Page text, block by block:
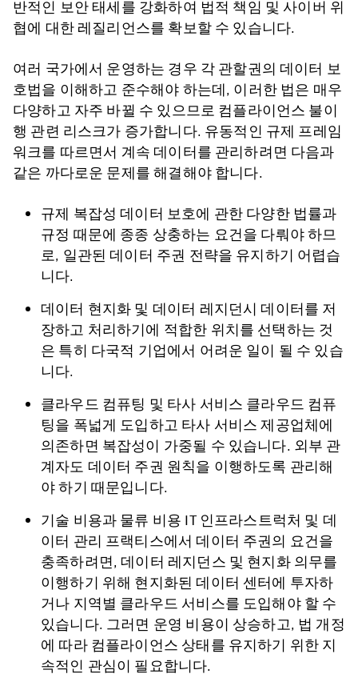
반적인 보안 태세를 강화하여 법적 책임 및 사이버 위
협에 대한 레질리언스를 확보할 수 있습니다.
여러 국가에서 운영하는 경우 각 관할권의 데이터 보
호법을 이해하고 준수해야 하는데, 이러한 법은 매우
다양하고 자주 바뀔 수 있으므로 컴플라이언스 불이
행 관련 리스크가 증가합니다. 유동적인 규제 프레임
워크를 따르면서 계속 데이터를 관리하려면 다음과
같은 까다로운 문제를 해결해야 합니다.
규제 복잡성 데이터 보호에 관한 다양한 법률과
규정 때문에 종종 상충하는 요건을 다뤄야 하므
로, 일관된 데이터 주권 전략을 유지하기 어렵습
니다.
데이터 현지화 및 데이터 레지던시 데이터를 저
장하고 처리하기에 적합한 위치를 선택하는 것
은 특히 다국적 기업에서 어려운 일이 될 수 있습
니다.
클라우드 컴퓨팅 및 타사 서비스 클라우드 컴퓨
팅을 폭넓게 도입하고 타사 서비스 제공업체에
의존하면 복잡성이 가중될 수 있습니다. 외부 관
계자도 데이터 주권 원칙을 이행하도록 관리해
야 하기 때문입니다.
기술 비용과 물류 비용 IT 인프라스트럭처 및 데
이터 관리 프랙티스에서 데이터 주권의 요건을
충족하려면, 데이터 레지던스 및 현지화 의무를
이행하기 위해 현지화된 데이터 센터에 투자하
거나 지역별 클라우드 서비스를 도입해야 할 수
있습니다. 그러면 운영 비용이 상승하고, 법 개정
에 따라 컴플라이언스 상태를 유지하기 위한 지
속적인 관심이 필요합니다.